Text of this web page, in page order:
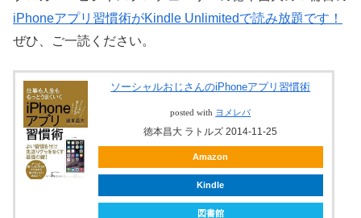
iPhoneアプリ習慣術がKindle Unlimitedで読み放題です！
ぜひ、ご一読ください。
ソーシャルおじさんのiPhoneアプリ習慣術
posted with ヨメレバ
徳本昌大 ラトルズ 2014-11-25
Amazon
Kindle
図書館